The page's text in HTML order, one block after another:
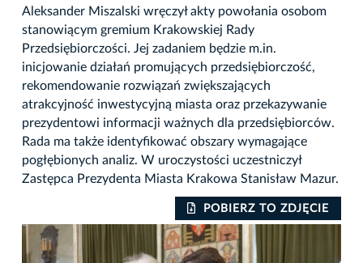
Aleksander Miszalski wręczył akty powołania osobom
stanowiącym gremium Krakowskiej Rady
Przedsiębiorczości. Jej zadaniem będzie m.in.
inicjowanie działań promujących przedsiębiorczość,
rekomendowanie rozwiązań zwiększających
atrakcyjność inwestycyjną miasta oraz przekazywanie
prezydentowi informacji ważnych dla przedsiębiorców.
Rada ma także identyfikować obszary wymagające
pogłębionych analiz. W uroczystości uczestniczył
Zastępca Prezydenta Miasta Krakowa Stanisław Mazur.
POBIERZ TO ZDJĘCIE